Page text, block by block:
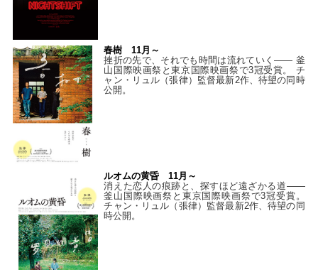
春樹 11月～
挫折の先で、それでも時間は流れていく—— 釜
山国際映画祭と東京国際映画祭で3冠受賞。 チ
ャン・リュル（張律）監督最新2作、待望の同時
公開。
ルオムの黄昏 11月～
消えた恋人の痕跡と、探すほど遠ざかる道——
釜山国際映画祭と東京国際映画祭で3冠受賞。
チャン・リュル（張律）監督最新2作、待望の同
時公開。